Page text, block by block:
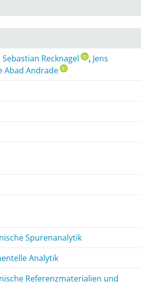
Sebastian Recknagel , Jens
Abad Andrade
Spurenanalytik
Analytik
Referenzmaterialien und